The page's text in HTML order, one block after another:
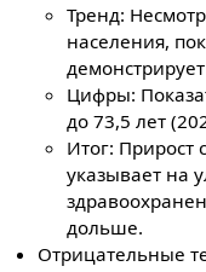
Тренд:
населения,
Цифры:
до 73,5 лет
Итог: Прирост
указывает на
дольше.
Отрицательные